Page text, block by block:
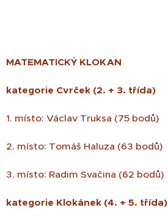
MATEMATICKÝ KLOKAN
kategorie Cvrček (2. + 3. třída)
1. místo: Václav Truksa (75 bodů)
2. místo: Tomáš Haluza (63 bodů)
3. místo: Radim Svačina (62 bodů)
kategorie Klokánek (4. + 5. třída)